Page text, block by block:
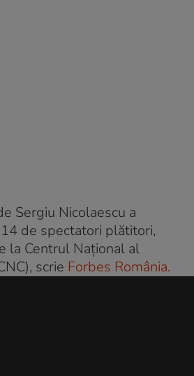
Sergiu Nicolaescu a
de spectatori plătitori,
la Centrul Naţional al
scrie Forbes România.